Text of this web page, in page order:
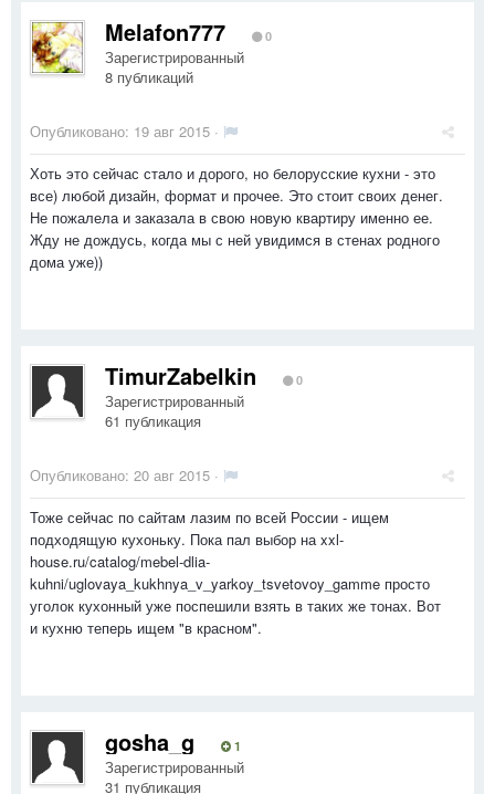
Melafon777 0
Зарегистрированный
8 публикаций
Опубликовано: 19 авг 2015 ·
Хоть это сейчас стало и дорого, но белорусские кухни - это
все) любой дизайн, формат и прочее. Это стоит своих денег.
Не пожалела и заказала в свою новую квартиру именно ее.
Жду не дождусь, когда мы с ней увидимся в стенах родного
дома уже))
TimurZabelkin 0
Зарегистрированный
61 публикация
Опубликовано: 20 авг 2015 ·
Тоже сейчас по сайтам лазим по всей России - ищем
подходящую кухоньку. Пока пал выбор на xxl-
house.ru/catalog/mebel-dlia-
kuhni/uglovaya_kukhnya_v_yarkoy_tsvetovoy_gamme просто
уголок кухонный уже поспешили взять в таких же тонах. Вот
и кухню теперь ищем "в красном".
gosha_g 1
Зарегистрированный
31 публикация